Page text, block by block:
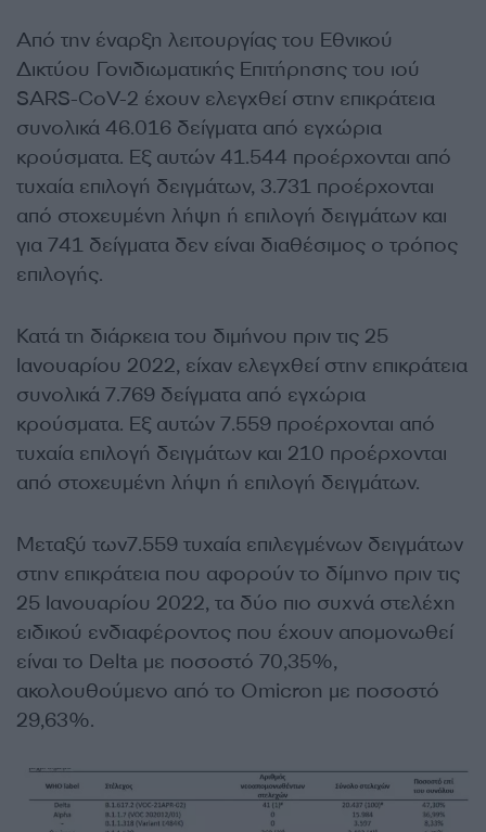
Από την έναρξη λειτουργίας του Εθνικού
Δικτύου Γονιδιωματικής Επιτήρησης του ιού
SARS-CoV-2 έχουν ελεγχθεί στην επικράτεια
συνολικά 46.016 δείγματα από εγχώρια
κρούσματα. Εξ αυτών 41.544 προέρχονται από
τυχαία επιλογή δειγμάτων, 3.731 προέρχονται
από στοχευμένη λήψη ή επιλογή δειγμάτων και
για 741 δείγματα δεν είναι διαθέσιμος ο τρόπος
επιλογής.
Κατά τη διάρκεια του διμήνου πριν τις 25
Ιανουαρίου 2022, είχαν ελεγχθεί στην επικράτεια
συνολικά 7.769 δείγματα από εγχώρια
κρούσματα. Εξ αυτών 7.559 προέρχονται από
τυχαία επιλογή δειγμάτων και 210 προέρχονται
από στοχευμένη λήψη ή επιλογή δειγμάτων.
Μεταξύ των7.559 τυχαία επιλεγμένων δειγμάτων
στην επικράτεια που αφορούν το δίμηνο πριν τις
25 Ιανουαρίου 2022, τα δύο πιο συχνά στελέχη
ειδικού ενδιαφέροντος που έχουν απομονωθεί
είναι το Delta με ποσοστό 70,35%,
ακολουθούμενο από το Omicron με ποσοστό
29,63%.